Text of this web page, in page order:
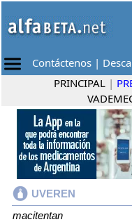
Contáctenos |
PRINCIPAL |
UVEREN
macitentan